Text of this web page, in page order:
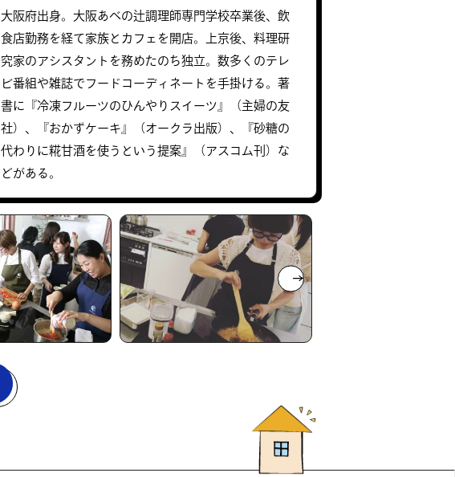
大阪府出身。大阪あべの辻調理師専門学校卒業後、飲
食店勤務を経て家族とカフェを開店。上京後、料理研
究家のアシスタントを務めたのち独立。数多くのテレ
ビ番組や雑誌でフードコーディネートを手掛ける。著
書に『冷凍フルーツのひんやりスイーツ』（主婦の友
社）、『おかずケーキ』（オークラ出版）、『砂糖の
代わりに糀甘酒を使うという提案』（アスコム刊）な
どがある。